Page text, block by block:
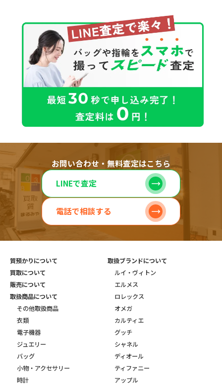
お問い合わせ・無料査定はこちら
LINEで査定
電話で相談する
質預かりについて
買取について
販売について
取扱商品について
その他取扱商品
衣類
電子機器
ジュエリー
バッグ
小物・アクセサリー
時計
取扱ブランドについて
ルイ・ヴィトン
エルメス
ロレックス
オメガ
カルティエ
グッチ
シャネル
ディオール
ティファニー
アップル